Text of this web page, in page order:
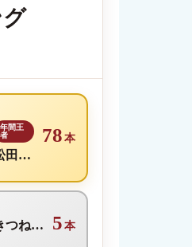
年間王
者
松田理沙
78 本
きつね日本酒メディア編集部 5 本